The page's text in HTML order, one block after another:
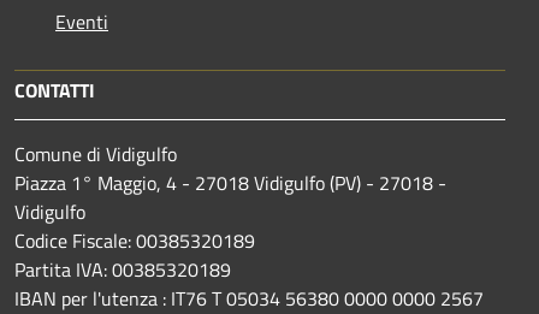
Eventi
CONTATTI
Comune di Vidigulfo
Piazza 1° Maggio, 4 - 27018 Vidigulfo (PV) - 27018 -
Vidigulfo
Codice Fiscale: 00385320189
Partita IVA: 00385320189
IBAN per l'utenza : IT76 T 05034 56380 0000 0000 2567